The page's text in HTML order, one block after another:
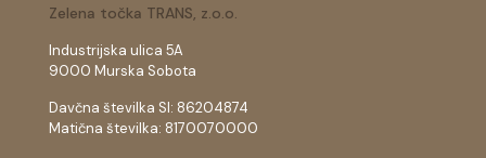
Zelena točka TRANS, z.o.o.
Industrijska ulica 5A
9000 Murska Sobota
Davčna številka SI: 86204874
Matična številka: 8170070000